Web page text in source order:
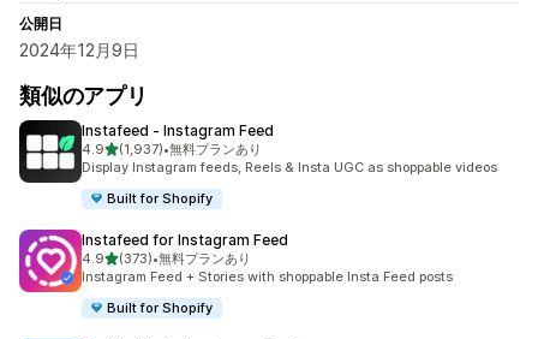
公開日
2024年12月9日
類似のアプリ
Instafeed ‑ Instagram Feed
4.95つ星中
(1,937)
合計レビュー数：1937件
•無料プランあり
Display Instagram feeds, Reels & Insta UGC as shoppable videos
Built for Shopify
Instafeed for Instagram Feed
4.95つ星中
(373)
合計レビュー数：373件
•無料プランあり
Instagram Feed + Stories with shoppable Insta Feed posts
Built for Shopify